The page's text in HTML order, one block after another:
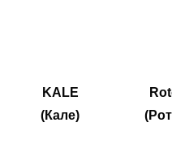
KALE
(Кале)